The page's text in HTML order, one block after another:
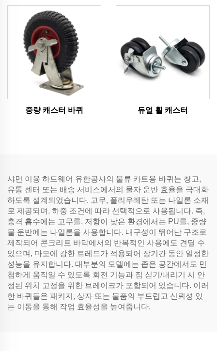
중량 캐스터 바퀴 듀얼 휠 캐스터
샤먼 이융 하드웨어 유한공사의 물류 카트용 바퀴는 창고,
유통 센터 또는 배송 서비스에서의 물자 운반 효율을 극대화
하도록 설계되었습니다. 고무, 폴리우레탄 또는 나일론 소재
로 제공되며, 하중 조건에 따라 선택적으로 사용됩니다. 즉,
충격 흡수에는 고무를, 저항이 낮은 환경에서는 PU를, 중량
물 운반에는 나일론을 사용합니다. 내구성이 뛰어난 구조로
제작되어 콘크리트 바닥에서의 반복적인 사용에도 견딜 수
있으며, 마모에 강한 트레드가 적용되어 장기간 동안 일정한
성능을 유지합니다. 대부분의 모델에는 좁은 공간에서도 민
첩하게 움직일 수 있도록 회전 기능과 짐 싣기/내리기 시 안
정된 위치 고정을 위한 브레이크가 포함되어 있습니다. 이러
한 바퀴들은 패키지, 상자 또는 물품의 부드럽고 신뢰성 있
는 이동을 통해 작업 효율성을 높여줍니다.